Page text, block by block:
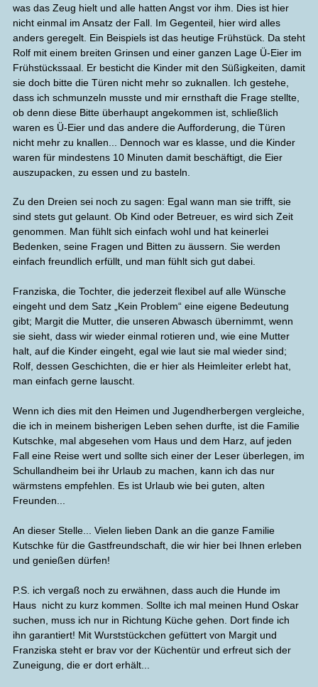
was das Zeug hielt und alle hatten Angst vor ihm. Dies ist hier
nicht einmal im Ansatz der Fall. Im Gegenteil, hier wird alles
anders geregelt. Ein Beispiels ist das heutige Frühstück. Da steht
Rolf mit einem breiten Grinsen und einer ganzen Lage Ü-Eier im
Frühstückssaal. Er besticht die Kinder mit den Süßigkeiten, damit
sie doch bitte die Türen nicht mehr so zuknallen. Ich gestehe,
dass ich schmunzeln musste und mir ernsthaft die Frage stellte,
ob denn diese Bitte überhaupt angekommen ist, schließlich
waren es Ü-Eier und das andere die Aufforderung, die Türen
nicht mehr zu knallen... Dennoch war es klasse, und die Kinder
waren für mindestens 10 Minuten damit beschäftigt, die Eier
auszupacken, zu essen und zu basteln.
Zu den Dreien sei noch zu sagen: Egal wann man sie trifft, sie
sind stets gut gelaunt. Ob Kind oder Betreuer, es wird sich Zeit
genommen. Man fühlt sich einfach wohl und hat keinerlei
Bedenken, seine Fragen und Bitten zu äussern. Sie werden
einfach freundlich erfüllt, und man fühlt sich gut dabei.
Franziska, die Tochter, die jederzeit flexibel auf alle Wünsche
eingeht und dem Satz „Kein Problem“ eine eigene Bedeutung
gibt; Margit die Mutter, die unseren Abwasch übernimmt, wenn
sie sieht, dass wir wieder einmal rotieren und, wie eine Mutter
halt, auf die Kinder eingeht, egal wie laut sie mal wieder sind;
Rolf, dessen Geschichten, die er hier als Heimleiter erlebt hat,
man einfach gerne lauscht.
Wenn ich dies mit den Heimen und Jugendherbergen vergleiche,
die ich in meinem bisherigen Leben sehen durfte, ist die Familie
Kutschke, mal abgesehen vom Haus und dem Harz, auf jeden
Fall eine Reise wert und sollte sich einer der Leser überlegen, im
Schullandheim bei ihr Urlaub zu machen, kann ich das nur
wärmstens empfehlen. Es ist Urlaub wie bei guten, alten
Freunden...
An dieser Stelle... Vielen lieben Dank an die ganze Familie
Kutschke für die Gastfreundschaft, die wir hier bei Ihnen erleben
und genießen dürfen!
P.S. ich vergaß noch zu erwähnen, dass auch die Hunde im
Haus nicht zu kurz kommen. Sollte ich mal meinen Hund Oskar
suchen, muss ich nur in Richtung Küche gehen. Dort finde ich
ihn garantiert! Mit Wurststückchen gefüttert von Margit und
Franziska steht er brav vor der Küchentür und erfreut sich der
Zuneigung, die er dort erhält...